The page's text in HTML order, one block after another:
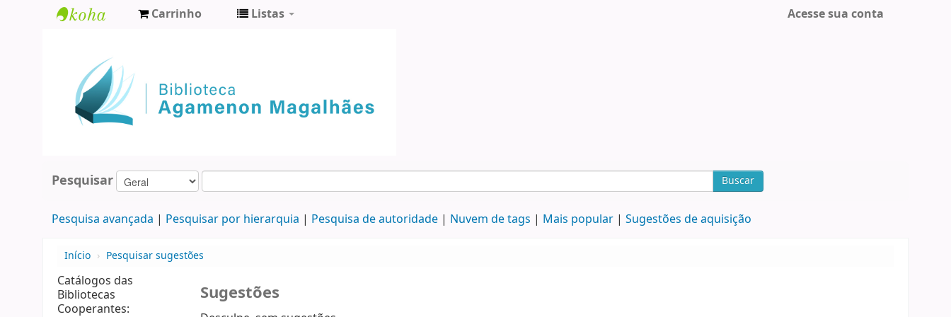
Agamenon
Magalhães
Carrinho Listas Acesse sua conta
Pesquisar Buscar
Pesquisa avançada Pesquisar por hierarquia Pesquisa de autoridade Nuvem de tags Mais popular Sugestões de aquisição
Início › Pesquisar sugestões
Catálogos das
Bibliotecas
Cooperantes:
Sugestões